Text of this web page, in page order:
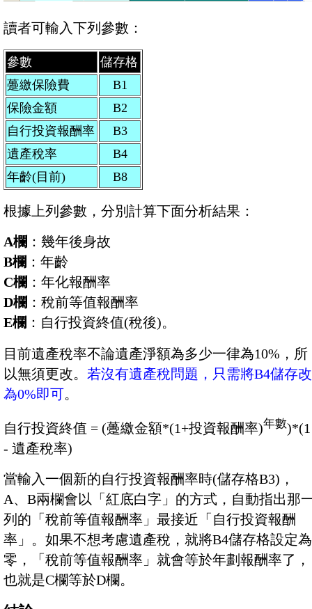
讀者可輸入下列參數：
參數
儲存格
躉繳保險費
B1
保險金額
B2
自行投資報酬率
B3
遺產稅率
B4
年齡(目前)
B8
根據上列參數，分別計算下面分析結果：
A欄 ：幾年後身故
B欄 ：年齡
C欄 ：年化報酬率
D欄 ：稅前等值報酬率
E欄 ：自行投資終值(稅後)。
目前遺產稅率不論遺產淨額為多少一律為10%，所
以無須更改。 若沒有遺產稅問題，只需將B4儲存改
為0%即可。
自行投資終值 = (躉繳金額*(1+投資報酬率)年數)*(1
- 遺產稅率)
當輸入一個新的自行投資報酬率時(儲存格B3)，
A、B兩欄會以「紅底白字」的方式，自動指出那
列的「稅前等值報酬率」最接近「自行投資報酬
率」。如果不想考慮遺產稅，就將B4儲存格設定為
零，「稅前等值報酬率」就會等於年劃報酬率了，
也就是C欄等於D欄。